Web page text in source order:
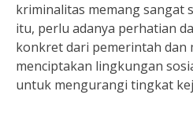
kriminalitas memang sangat
itu, perlu adanya perhatian
konkret dari pemerintah dan
menciptakan lingkungan
untuk mengurangi tingkat